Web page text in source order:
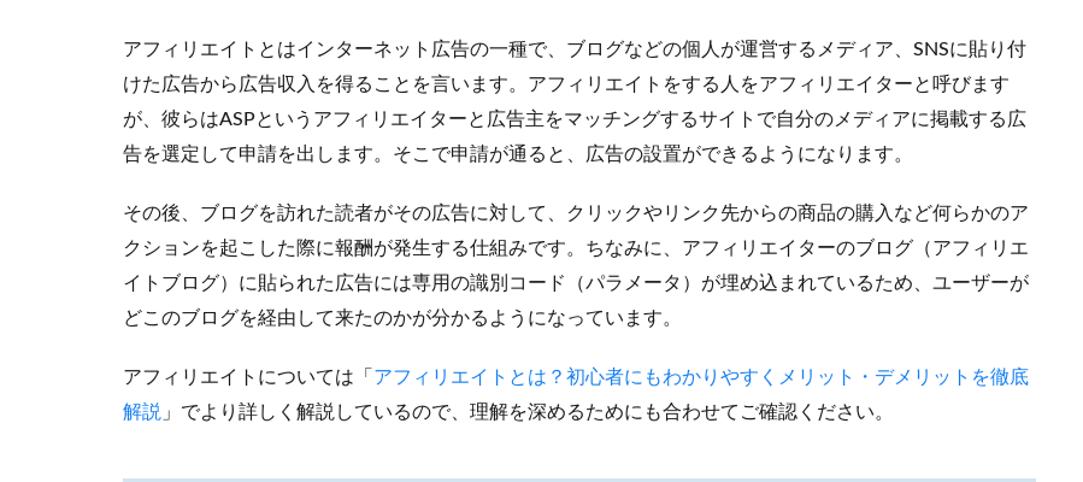
理
由
2.1
個人
が漏
る危
険性
があ
2.2
悪質
アフィリエイトとはインターネット広告の一種で、ブログなどの個人が運営するメディア、SNSに貼り付
けた広告から広告収入を得ることを言います。アフィリエイトをする人をアフィリエイターと呼びます
が、彼らはASPというアフィリエイターと広告主をマッチングするサイトで自分のメディアに掲載する広
告を選定して申請を出します。そこで申請が通ると、広告の設置ができるようになります。
その後、ブログを訪れた読者がその広告に対して、クリックやリンク先からの商品の購入など何らかのア
クションを起こした際に報酬が発生する仕組みです。ちなみに、アフィリエイターのブログ（アフィリエ
イトブログ）に貼られた広告には専用の識別コード（パラメータ）が埋め込まれているため、ユーザーが
どこのブログを経由して来たのかが分かるようになっています。
アフィリエイトについては「 アフィリエイトとは？初心者にもわかりやすくメリット・デメリットを徹底
解説 」でより詳しく解説しているので、理解を深めるためにも合わせてご確認ください。